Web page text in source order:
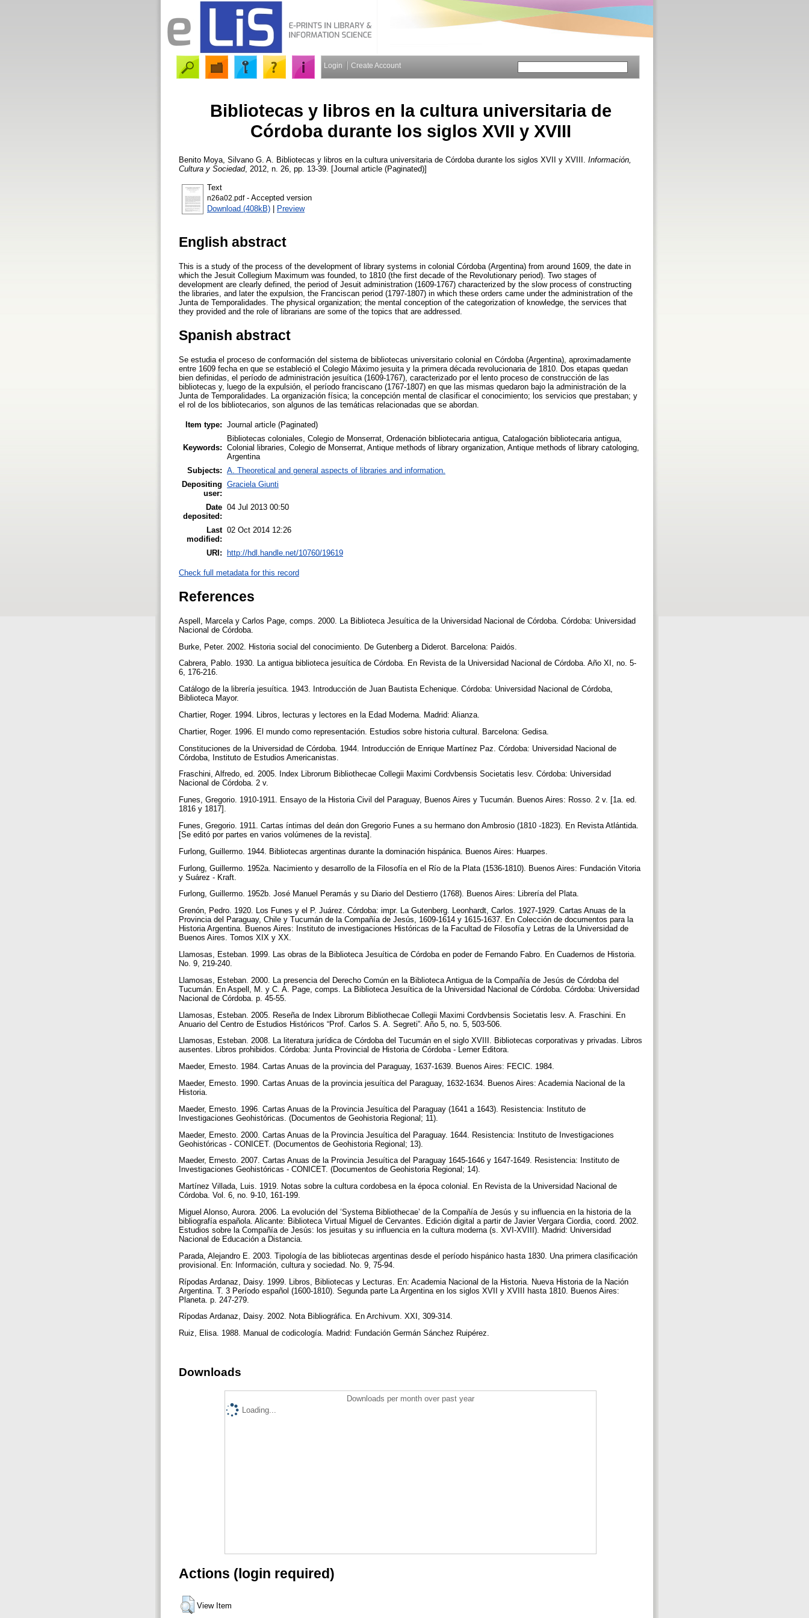
Login Create Account
Bibliotecas y libros en la cultura universitaria de
Córdoba durante los siglos XVII y XVIII
Benito Moya, Silvano G. A. Bibliotecas y libros en la cultura universitaria de Córdoba durante los siglos XVII y XVIII. Información,
Cultura y Sociedad, 2012, n. 26, pp. 13-39. [Journal article (Paginated)]
Text
n26a02.pdf- Accepted version
Download (408kB) | Preview
English abstract
This is a study of the process of the development of library systems in colonial Córdoba (Argentina) from around 1609, the date in
which the Jesuit Collegium Maximum was founded, to 1810 (the first decade of the Revolutionary period). Two stages of
development are clearly defined, the period of Jesuit administration (1609-1767) characterized by the slow process of constructing
the libraries, and later the expulsion, the Franciscan period (1797-1807) in which these orders came under the administration of the
Junta de Temporalidades. The physical organization; the mental conception of the categorization of knowledge, the services that
they provided and the role of librarians are some of the topics that are addressed.
Spanish abstract
Se estudia el proceso de conformación del sistema de bibliotecas universitario colonial en Córdoba (Argentina), aproximadamente
entre 1609 fecha en que se estableció el Colegio Máximo jesuita y la primera década revolucionaria de 1810. Dos etapas quedan
bien definidas, el período de administración jesuítica (1609-1767), caracterizado por el lento proceso de construcción de las
bibliotecas y, luego de la expulsión, el período franciscano (1767-1807) en que las mismas quedaron bajo la administración de la
Junta de Temporalidades. La organización física; la concepción mental de clasificar el conocimiento; los servicios que prestaban; y
el rol de los bibliotecarios, son algunos de las temáticas relacionadas que se abordan.
Item type: Journal article (Paginated)
Keywords:
Bibliotecas coloniales, Colegio de Monserrat, Ordenación bibliotecaria antigua, Catalogación bibliotecaria antigua,
Colonial libraries, Colegio de Monserrat, Antique methods of library organization, Antique methods of library catologing,
Argentina
Subjects: A. Theoretical and general aspects of libraries and information.
Depositing
user:
Graciela Giunti
Date
deposited:
04 Jul 2013 00:50
Last
modified:
02 Oct 2014 12:26
URI: http://hdl.handle.net/10760/19619
Check full metadata for this record
References
Aspell, Marcela y Carlos Page, comps. 2000. La Biblioteca Jesuítica de la Universidad Nacional de Córdoba. Córdoba: Universidad
Nacional de Córdoba.
Burke, Peter. 2002. Historia social del conocimiento. De Gutenberg a Diderot. Barcelona: Paidós.
Cabrera, Pablo. 1930. La antigua biblioteca jesuítica de Córdoba. En Revista de la Universidad Nacional de Córdoba. Año XI, no. 5-
6, 176-216.
Catálogo de la librería jesuítica. 1943. Introducción de Juan Bautista Echenique. Córdoba: Universidad Nacional de Córdoba,
Biblioteca Mayor.
Chartier, Roger. 1994. Libros, lecturas y lectores en la Edad Moderna. Madrid: Alianza.
Chartier, Roger. 1996. El mundo como representación. Estudios sobre historia cultural. Barcelona: Gedisa.
Constituciones de la Universidad de Córdoba. 1944. Introducción de Enrique Martínez Paz. Córdoba: Universidad Nacional de
Córdoba, Instituto de Estudios Americanistas.
Fraschini, Alfredo, ed. 2005. Index Librorum Bibliothecae Collegii Maximi Cordvbensis Societatis Iesv. Córdoba: Universidad
Nacional de Córdoba. 2 v.
Funes, Gregorio. 1910-1911. Ensayo de la Historia Civil del Paraguay, Buenos Aires y Tucumán. Buenos Aires: Rosso. 2 v. [1a. ed.
1816 y 1817].
Funes, Gregorio. 1911. Cartas íntimas del deán don Gregorio Funes a su hermano don Ambrosio (1810 -1823). En Revista Atlántida.
[Se editó por partes en varios volúmenes de la revista].
Furlong, Guillermo. 1944. Bibliotecas argentinas durante la dominación hispánica. Buenos Aires: Huarpes.
Furlong, Guillermo. 1952a. Nacimiento y desarrollo de la Filosofía en el Río de la Plata (1536-1810). Buenos Aires: Fundación Vitoria
y Suárez - Kraft.
Furlong, Guillermo. 1952b. José Manuel Peramás y su Diario del Destierro (1768). Buenos Aires: Librería del Plata.
Grenón, Pedro. 1920. Los Funes y el P. Juárez. Córdoba: impr. La Gutenberg. Leonhardt, Carlos. 1927-1929. Cartas Anuas de la
Provincia del Paraguay, Chile y Tucumán de la Compañía de Jesús, 1609-1614 y 1615-1637. En Colección de documentos para la
Historia Argentina. Buenos Aires: Instituto de investigaciones Históricas de la Facultad de Filosofía y Letras de la Universidad de
Buenos Aires. Tomos XIX y XX.
Llamosas, Esteban. 1999. Las obras de la Biblioteca Jesuítica de Córdoba en poder de Fernando Fabro. En Cuadernos de Historia.
No. 9, 219-240.
Llamosas, Esteban. 2000. La presencia del Derecho Común en la Biblioteca Antigua de la Compañía de Jesús de Córdoba del
Tucumán. En Aspell, M. y C. A. Page, comps. La Biblioteca Jesuítica de la Universidad Nacional de Córdoba. Córdoba: Universidad
Nacional de Córdoba. p. 45-55.
Llamosas, Esteban. 2005. Reseña de Index Librorum Bibliothecae Collegii Maximi Cordvbensis Societatis Iesv. A. Fraschini. En
Anuario del Centro de Estudios Históricos “Prof. Carlos S. A. Segreti”. Año 5, no. 5, 503-506.
Llamosas, Esteban. 2008. La literatura jurídica de Córdoba del Tucumán en el siglo XVIII. Bibliotecas corporativas y privadas. Libros
ausentes. Libros prohibidos. Córdoba: Junta Provincial de Historia de Córdoba - Lerner Editora.
Maeder, Ernesto. 1984. Cartas Anuas de la provincia del Paraguay, 1637-1639. Buenos Aires: FECIC. 1984.
Maeder, Ernesto. 1990. Cartas Anuas de la provincia jesuítica del Paraguay, 1632-1634. Buenos Aires: Academia Nacional de la
Historia.
Maeder, Ernesto. 1996. Cartas Anuas de la Provincia Jesuítica del Paraguay (1641 a 1643). Resistencia: Instituto de
Investigaciones Geohistóricas. (Documentos de Geohistoria Regional; 11).
Maeder, Ernesto. 2000. Cartas Anuas de la Provincia Jesuítica del Paraguay. 1644. Resistencia: Instituto de Investigaciones
Geohistóricas - CONICET. (Documentos de Geohistoria Regional; 13).
Maeder, Ernesto. 2007. Cartas Anuas de la Provincia Jesuítica del Paraguay 1645-1646 y 1647-1649. Resistencia: Instituto de
Investigaciones Geohistóricas - CONICET. (Documentos de Geohistoria Regional; 14).
Martínez Villada, Luis. 1919. Notas sobre la cultura cordobesa en la época colonial. En Revista de la Universidad Nacional de
Córdoba. Vol. 6, no. 9-10, 161-199.
Miguel Alonso, Aurora. 2006. La evolución del ‘Systema Bibliothecae’ de la Compañía de Jesús y su influencia en la historia de la
bibliografía española. Alicante: Biblioteca Virtual Miguel de Cervantes. Edición digital a partir de Javier Vergara Ciordia, coord. 2002.
Estudios sobre la Compañía de Jesús: los jesuitas y su influencia en la cultura moderna (s. XVI-XVIII). Madrid: Universidad
Nacional de Educación a Distancia.
Parada, Alejandro E. 2003. Tipología de las bibliotecas argentinas desde el período hispánico hasta 1830. Una primera clasificación
provisional. En: Información, cultura y sociedad. No. 9, 75-94.
Rípodas Ardanaz, Daisy. 1999. Libros, Bibliotecas y Lecturas. En: Academia Nacional de la Historia. Nueva Historia de la Nación
Argentina. T. 3 Período español (1600-1810). Segunda parte La Argentina en los siglos XVII y XVIII hasta 1810. Buenos Aires:
Planeta. p. 247-279.
Rípodas Ardanaz, Daisy. 2002. Nota Bibliográfica. En Archivum. XXI, 309-314.
Ruiz, Elisa. 1988. Manual de codicología. Madrid: Fundación Germán Sánchez Ruipérez.
Downloads
Downloads per month over past year
Loading...
Actions (login required)
View Item